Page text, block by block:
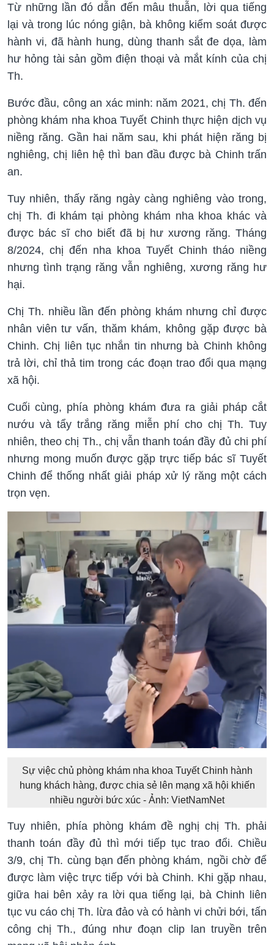
Từ những lần đó dẫn đến mâu thuẫn, lời qua tiếng
lại và trong lúc nóng giận, bà không kiểm soát được
hành vi, đã hành hung, dùng thanh sắt đe dọa, làm
hư hỏng tài sản gồm điện thoại và mắt kính của chị
Th.
Bước đầu, công an xác minh: năm 2021, chị Th. đến
phòng khám nha khoa Tuyết Chinh thực hiện dịch vụ
niềng răng. Gần hai năm sau, khi phát hiện răng bị
nghiêng, chị liên hệ thì ban đầu được bà Chinh trấn
an.
Tuy nhiên, thấy răng ngày càng nghiêng vào trong,
chị Th. đi khám tại phòng khám nha khoa khác và
được bác sĩ cho biết đã bị hư xương răng. Tháng
8/2024, chị đến nha khoa Tuyết Chinh tháo niềng
nhưng tình trạng răng vẫn nghiêng, xương răng hư
hại.
Chị Th. nhiều lần đến phòng khám nhưng chỉ được
nhân viên tư vấn, thăm khám, không gặp được bà
Chinh. Chị liên tục nhắn tin nhưng bà Chinh không
trả lời, chỉ thả tim trong các đoạn trao đổi qua mạng
xã hội.
Cuối cùng, phía phòng khám đưa ra giải pháp cắt
nướu và tẩy trắng răng miễn phí cho chị Th. Tuy
nhiên, theo chị Th., chị vẫn thanh toán đầy đủ chi phí
nhưng mong muốn được gặp trực tiếp bác sĩ Tuyết
Chinh để thống nhất giải pháp xử lý răng một cách
trọn vẹn.
Sự việc chủ phòng khám nha khoa Tuyết Chinh hành
hung khách hàng, được chia sẻ lên mạng xã hội khiến
nhiều người bức xúc - Ảnh: VietNamNet
Tuy nhiên, phía phòng khám đề nghị chị Th. phải
thanh toán đầy đủ thì mới tiếp tục trao đổi. Chiều
3/9, chị Th. cùng bạn đến phòng khám, ngồi chờ để
được làm việc trực tiếp với bà Chinh. Khi gặp nhau,
giữa hai bên xảy ra lời qua tiếng lại, bà Chinh liên
tục vu cáo chị Th. lừa đảo và có hành vi chửi bới, tấn
công chị Th., đúng như đoạn clip lan truyền trên